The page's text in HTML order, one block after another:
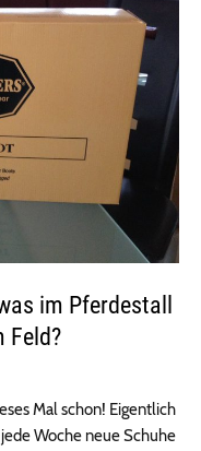
im Pferdestall
Feld?
Mal schon! Eigentlich
Woche neue Schuhe